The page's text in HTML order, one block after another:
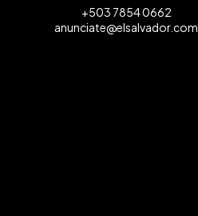
+503 7854 0662
anunciate@elsalvador.com